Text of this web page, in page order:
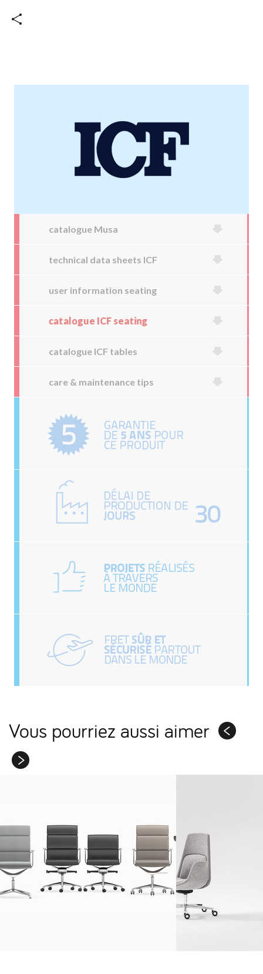
catalogue Musa
technical data sheets ICF
user information seating
catalogue ICF seating
catalogue ICF tables
care & maintenance tips
Vous pourriez aussi aimer